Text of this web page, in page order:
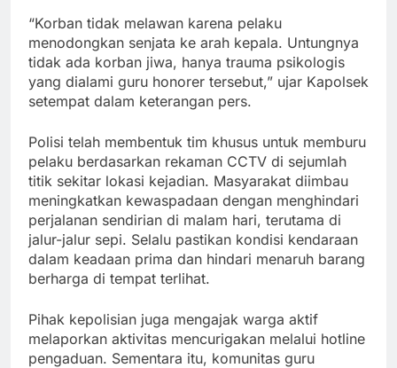
“Korban tidak melawan karena pelaku
menodongkan senjata ke arah kepala. Untungnya
tidak ada korban jiwa, hanya trauma psikologis
yang dialami guru honorer tersebut,” ujar Kapolsek
setempat dalam keterangan pers.
Polisi telah membentuk tim khusus untuk memburu
pelaku berdasarkan rekaman CCTV di sejumlah
titik sekitar lokasi kejadian. Masyarakat diimbau
meningkatkan kewaspadaan dengan menghindari
perjalanan sendirian di malam hari, terutama di
jalur-jalur sepi. Selalu pastikan kondisi kendaraan
dalam keadaan prima dan hindari menaruh barang
berharga di tempat terlihat.
Pihak kepolisian juga mengajak warga aktif
melaporkan aktivitas mencurigakan melalui hotline
pengaduan. Sementara itu, komunitas guru